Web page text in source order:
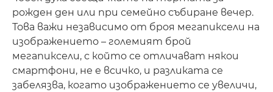
рожден ден или при семейно събиране вечер.
Това важи независимо от броя мегапиксели на
изображението – големият брой
мегапиксели, с който се отличават някои
смартфони, не е всичко, и разликата се
забелязва, когато изображението се увеличи,